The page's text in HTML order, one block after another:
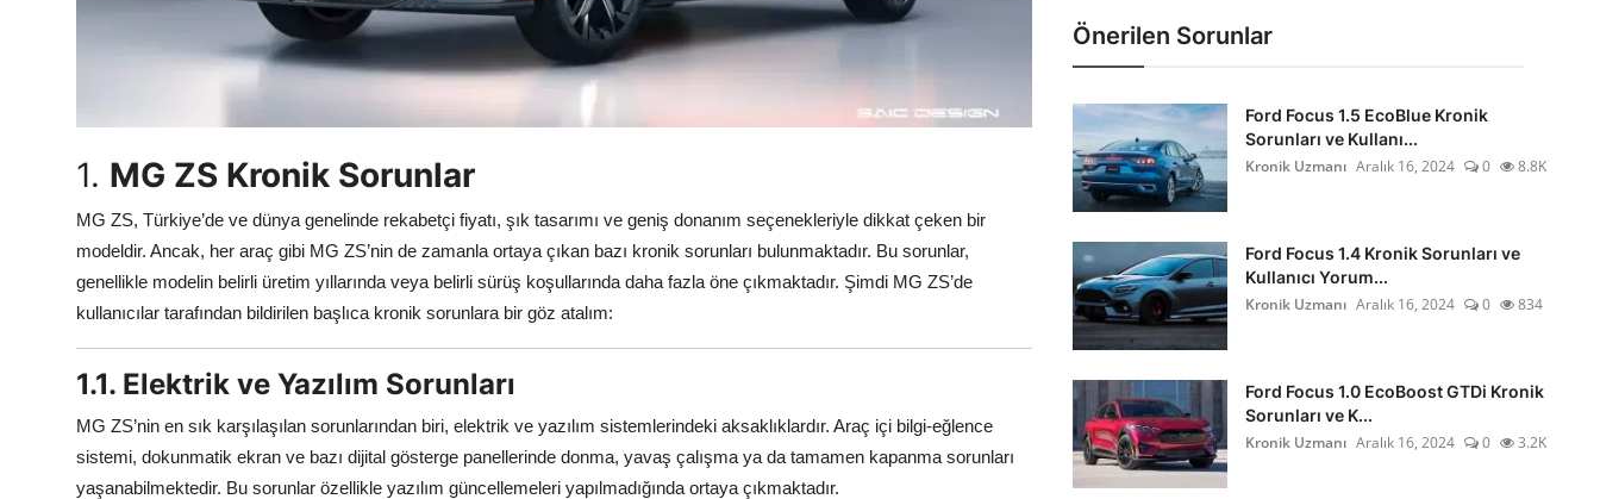
Dizel Sistemler
Multimedya & Elektronik
1. MG ZS Kronik Sorunlar
MG ZS, Türkiye’de ve dünya genelinde rekabetçi fiyatı, şık tasarımı ve geniş donanım seçenekleriyle dikkat çeken bir
modeldir. Ancak, her araç gibi MG ZS’nin de zamanla ortaya çıkan bazı kronik sorunları bulunmaktadır. Bu sorunlar,
genellikle modelin belirli üretim yıllarında veya belirli sürüş koşullarında daha fazla öne çıkmaktadır. Şimdi MG ZS’de
kullanıcılar tarafından bildirilen başlıca kronik sorunlara bir göz atalım:
1.1. Elektrik ve Yazılım Sorunları
MG ZS’nin en sık karşılaşılan sorunlarından biri, elektrik ve yazılım sistemlerindeki aksaklıklardır. Araç içi bilgi-eğlence
sistemi, dokunmatik ekran ve bazı dijital gösterge panellerinde donma, yavaş çalışma ya da tamamen kapanma sorunları
yaşanabilmektedir. Bu sorunlar özellikle yazılım güncellemeleri yapılmadığında ortaya çıkmaktadır.
Önerilen Sorunlar
Ford Focus 1.5 EcoBlue Kronik
Sorunları ve Kullanı...
Kronik Uzmanı Aralık 16, 2024 0 8.8K
Ford Focus 1.4 Kronik Sorunları ve
Kullanıcı Yorum...
Kronik Uzmanı Aralık 16, 2024 0 834
Ford Focus 1.0 EcoBoost GTDi Kronik
Sorunları ve K...
Kronik Uzmanı Aralık 16, 2024 0 3.2K